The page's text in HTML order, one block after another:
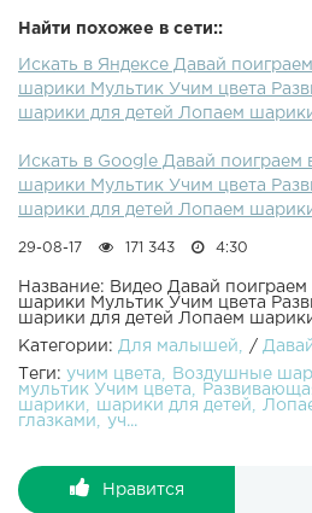
про шарики, Красный шарик где
для самых маленьких на Детском
в игрушки!ПОДПИСАТЬСЯ НА
КАНАЛА ЕЩЕ видео на канале
Песня семья пальчиков.
Пальчиковые краски. Учим
пальчиков. Развивающее видео!
Песня Семья пальчиков На
играем с куклами Учим
антистресс шар для детей
Летсплеи игр для детей Маша и
с куклами Раскраска - учим
мультик для детей на русском с
Мультик для девочек - куклы
русском. Холодное сердце
Найти похожее в сети::
Искать в Яндексе Давай
шарики Мультик Учим цвета
шарики для детей Лопаем
Искать в Google Давай
шарики Мультик Учим цвета
шарики для детей Лопаем
29-08-17 171 343 4:30
Название: Видео Давай
шарики Мультик Учим цвета
шарики для детей Лопаем
Категории: Для малышей /
Теги: учим цвета Воздушные
мультик Учим цвета
шарики
шарики для детей
глазками
уч...
Нравится